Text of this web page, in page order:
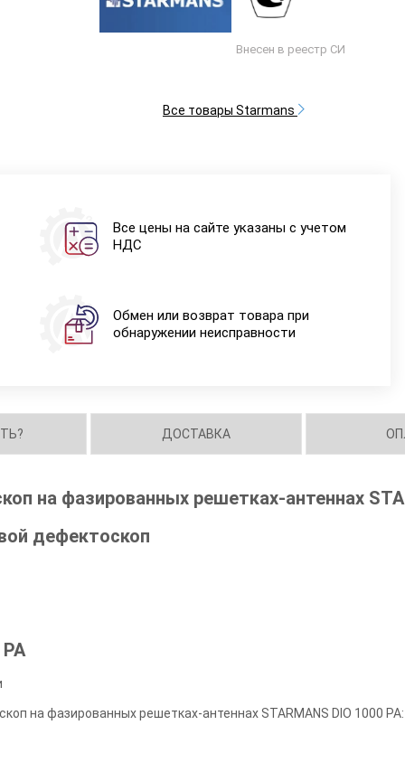
Внесен в реестр СИ
Все товары Starmans
Все цены на сайте указаны с учетом
НДС
Обмен или возврат товара при
обнаружении неисправности
ДОСТАВКА
на фазированных решетках-антеннах
дефектоскоп
на фазированных решетках-антеннах STARMANS DIO 1000